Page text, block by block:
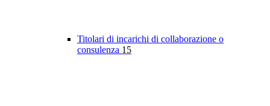
Titolari di incarichi di collaborazione o
consulenza 15